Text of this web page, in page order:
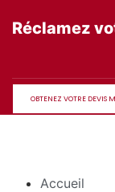
Réclamez
OBTENEZ VOTRE DEVIS
Accueil